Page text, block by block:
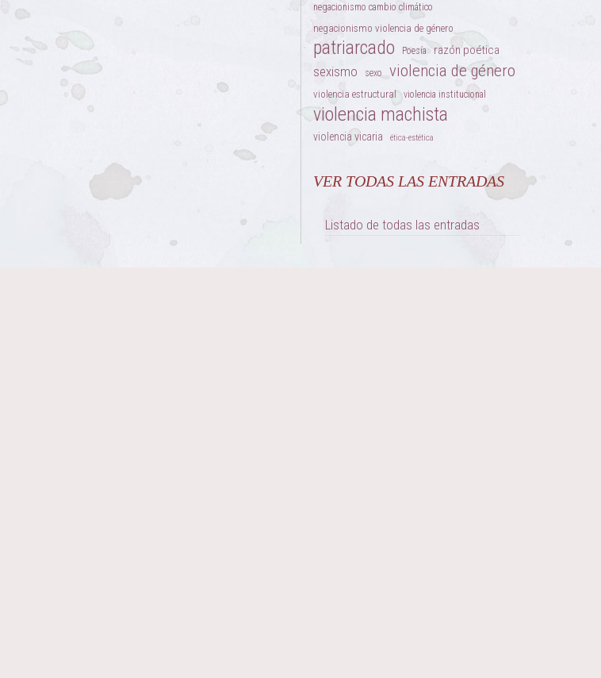
negacionismo cambio climático
negacionismo violencia de género
patriarcado Poesía razón poética
sexismo sexo violencia de género
violencia estructural violencia institucional
violencia machista
violencia vicaria ética-estética
VER TODAS LAS ENTRADAS
Listado de todas las entradas